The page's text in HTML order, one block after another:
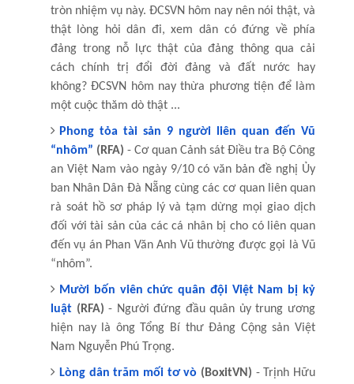
tròn nhiệm vụ này. ĐCSVN hôm nay nên nói thật, và
thật lòng hỏi dân đi, xem dân có đứng về phía
đảng trong nỗ lực thật của đảng thông qua cải
cách chính trị đổi đời đảng và đất nước hay
không? ĐCSVN hôm nay thừa phương tiện để làm
một cuộc thăm dò thật ...
Phong tỏa tài sản 9 người liên quan đến Vũ
“nhôm” (RFA) - Cơ quan Cảnh sát Điều tra Bộ Công
an Việt Nam vào ngày 9/10 có văn bản đề nghị Ủy
ban Nhân Dân Đà Nẵng cùng các cơ quan liên quan
rà soát hồ sơ pháp lý và tạm dừng mọi giao dịch
đối với tài sản của các cá nhân bị cho có liên quan
đến vụ án Phan Văn Anh Vũ thường được gọi là Vũ
“nhôm”.
Mười bốn viên chức quân đội Việt Nam bị kỷ
luật(RFA) - Người đứng đầu quân ủy trung ương
hiện nay là ông Tổng Bí thư Đảng Cộng sản Việt
Nam Nguyễn Phú Trọng.
Lòng dân trăm mối tơ vò (BoxitVN) - Trịnh Hữu